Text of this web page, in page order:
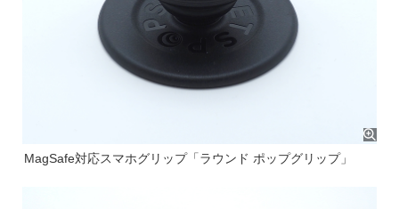
MagSafe対応スマホグリップ「ラウンド ポップグリップ」